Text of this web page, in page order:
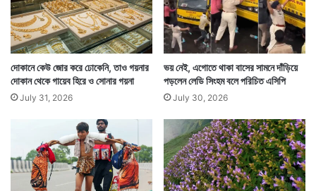
দোকানে কেউ জোর করে ঢোকেনি, তাও গয়নার
দোকান থেকে গায়েব হিরে ও সোনার গয়না
July 31, 2026
ভয় নেই, এগোতে থাকা বাসের সামনে দাঁড়িয়ে
পড়লেন লেডি সিংহম বলে পরিচিত এসিপি
July 30, 2026